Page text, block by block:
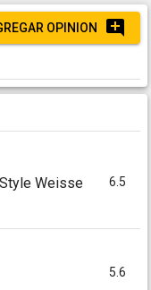
OPINION
Weisse 6.5
5.6